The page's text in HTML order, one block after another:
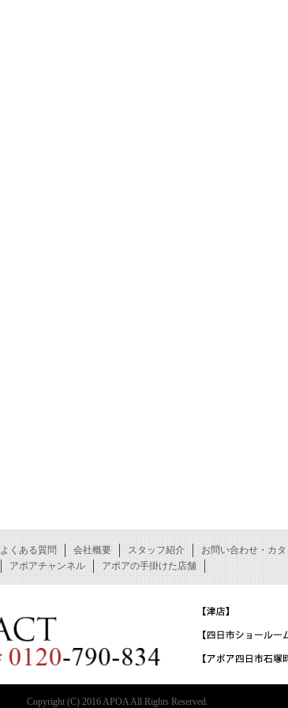
よくある質問 会社概要 スタッフ紹介 お問い合わせ・カ
アポアチャンネル アポアの手掛けた店舗
Copyright (C) 2016 APOA All Rights Reserved.